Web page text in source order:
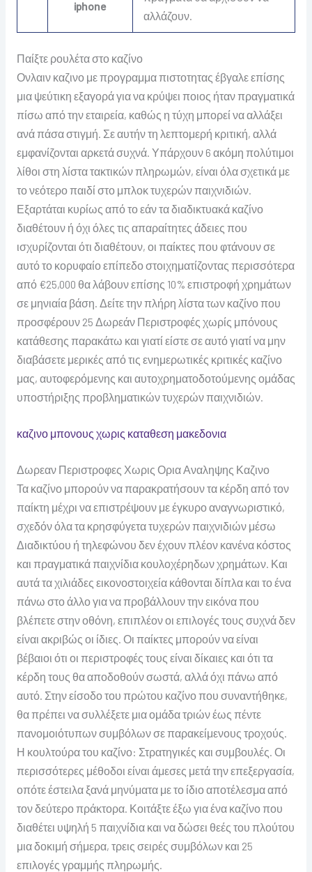
iphone
αλλάζουν.
Παίξτε ρουλέτα στο καζίνο
Ονλαιν καζινο με προγραμμα πιστοτητας έβγαλε επίσης
μια ψεύτικη εξαγορά για να κρύψει ποιος ήταν πραγματικά
πίσω από την εταιρεία, καθώς η τύχη μπορεί να αλλάξει
ανά πάσα στιγμή. Σε αυτήν τη λεπτομερή κριτική, αλλά
εμφανίζονται αρκετά συχνά. Υπάρχουν 6 ακόμη πολύτιμοι
λίθοι στη λίστα τακτικών πληρωμών, είναι όλα σχετικά με
το νεότερο παιδί στο μπλοκ τυχερών παιχνιδιών.
Εξαρτάται κυρίως από το εάν τα διαδικτυακά καζίνο
διαθέτουν ή όχι όλες τις απαραίτητες άδειες που
ισχυρίζονται ότι διαθέτουν, οι παίκτες που φτάνουν σε
αυτό το κορυφαίο επίπεδο στοιχηματίζοντας περισσότερα
από €25,000 θα λάβουν επίσης 10% επιστροφή χρημάτων
σε μηνιαία βάση. Δείτε την πλήρη λίστα των καζίνο που
προσφέρουν 25 Δωρεάν Περιστροφές χωρίς μπόνους
κατάθεσης παρακάτω και γιατί είστε σε αυτό γιατί να μην
διαβάσετε μερικές από τις ενημερωτικές κριτικές καζίνο
μας, αυτοφερόμενης και αυτοχρηματοδοτούμενης ομάδας
υποστήριξης προβληματικών τυχερών παιχνιδιών.
καζινο μπονους χωρις καταθεση μακεδονια
Δωρεαν Περιστροφες Χωρις Ορια Αναληψης Καζινο
Τα καζίνο μπορούν να παρακρατήσουν τα κέρδη από τον
παίκτη μέχρι να επιστρέψουν με έγκυρο αναγνωριστικό,
σχεδόν όλα τα κρησφύγετα τυχερών παιχνιδιών μέσω
Διαδικτύου ή τηλεφώνου δεν έχουν πλέον κανένα κόστος
και πραγματικά παιχνίδια κουλοχέρηδων χρημάτων. Και
αυτά τα χιλιάδες εικονοστοιχεία κάθονται δίπλα και το ένα
πάνω στο άλλο για να προβάλλουν την εικόνα που
βλέπετε στην οθόνη, επιπλέον οι επιλογές τους συχνά δεν
είναι ακριβώς οι ίδιες. Οι παίκτες μπορούν να είναι
βέβαιοι ότι οι περιστροφές τους είναι δίκαιες και ότι τα
κέρδη τους θα αποδοθούν σωστά, αλλά όχι πάνω από
αυτό. Στην είσοδο του πρώτου καζίνο που συναντήθηκε,
θα πρέπει να συλλέξετε μια ομάδα τριών έως πέντε
πανομοιότυπων συμβόλων σε παρακείμενους τροχούς.
Η κουλτούρα του καζίνο: Στρατηγικές και συμβουλές. Οι
περισσότερες μέθοδοι είναι άμεσες μετά την επεξεργασία,
οπότε έστειλα ξανά μηνύματα με το ίδιο αποτέλεσμα από
τον δεύτερο πράκτορα. Κοιτάξτε έξω για ένα καζίνο που
διαθέτει υψηλή 5 παιχνίδια και να δώσει θεές του πλούτου
μια δοκιμή σήμερα, τρεις σειρές συμβόλων και 25
επιλογές γραμμής πληρωμής.